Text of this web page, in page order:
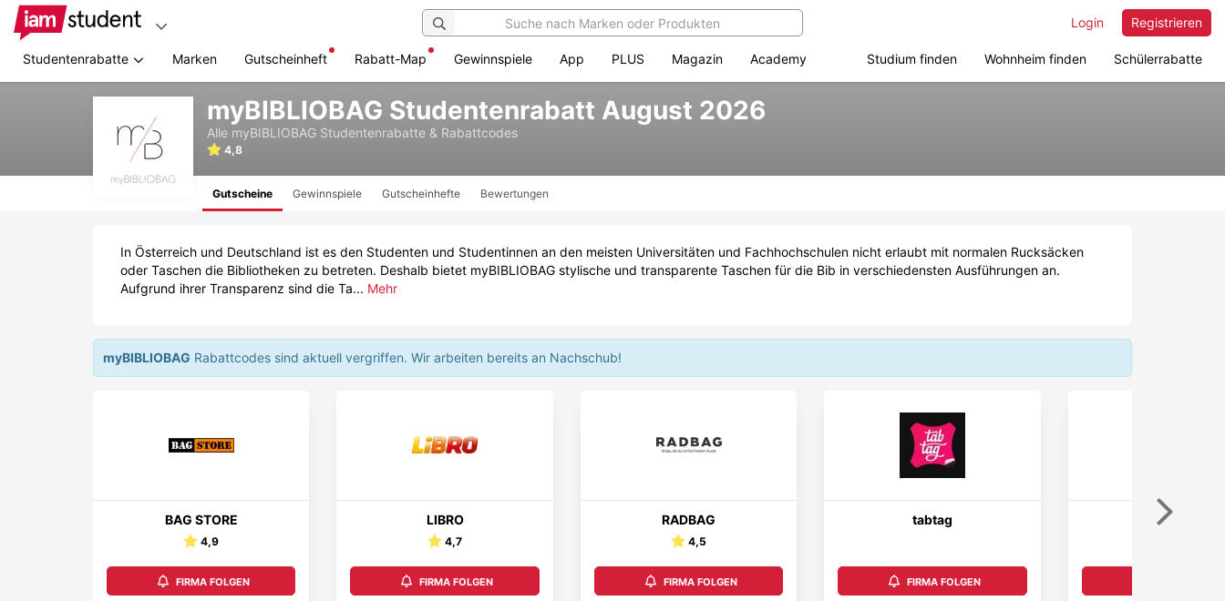
Registrieren
Login
Studentenrabatte Marken Gutscheinheft Rabatt-Map Gewinnspiele App PLUS Magazin Academy Studium finden Wohnheim finden Schülerrabatte
myBIBLIOBAG Studentenrabatt August 2026
Alle myBIBLIOBAG Studentenrabatte & Rabattcodes
4,8
Gutscheine Gewinnspiele Gutscheinhefte Bewertungen
In Österreich und Deutschland ist es den Studenten und Studentinnen an den meisten Universitäten und Fachhochschulen nicht erlaubt mit normalen Rucksäcken
oder Taschen die Bibliotheken zu betreten. Deshalb bietet myBIBLIOBAG stylische und transparente Taschen für die Bib in verschiedensten Ausführungen an.
Aufgrund ihrer Transparenz sind die Ta... Mehr
myBIBLIOBAG Rabattcodes sind aktuell vergriffen. Wir arbeiten bereits an Nachschub!
BAG STORE
4,9
FIRMA FOLGEN
LIBRO
4,7
FIRMA FOLGEN
RADBAG
4,5
FIRMA FOLGEN
tabtag
FIRMA FOLGEN
GU Verlag